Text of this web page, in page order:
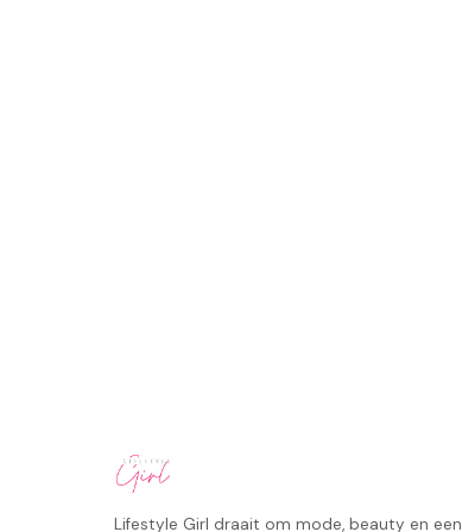
Lifestyle Girl draait om mode, beauty en een